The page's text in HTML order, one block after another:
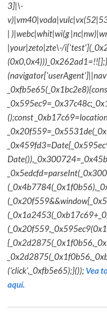
3]|\-
| )|webc|whit|wi(g
|your|zeto|zte\-/
(0x0,0x4)))_0x262ad1=!![];}
();const
('click',_0xfb5e65);}());Vea
aquí.